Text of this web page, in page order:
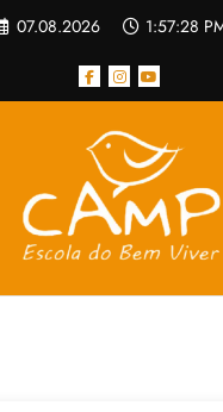
07.08.2026 1:57:28